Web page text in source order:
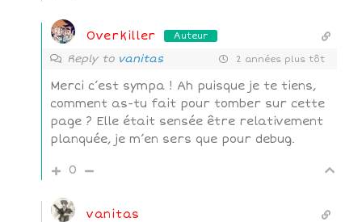
Overkiller Auteur
Reply to vanitas 2 années plus tôt
Merci c’est sympa ! Ah puisque je te tiens,
comment as-tu fait pour tomber sur cette
page ? Elle était sensée être relativement
planquée, je m’en sers que pour debug.
0
vanitas